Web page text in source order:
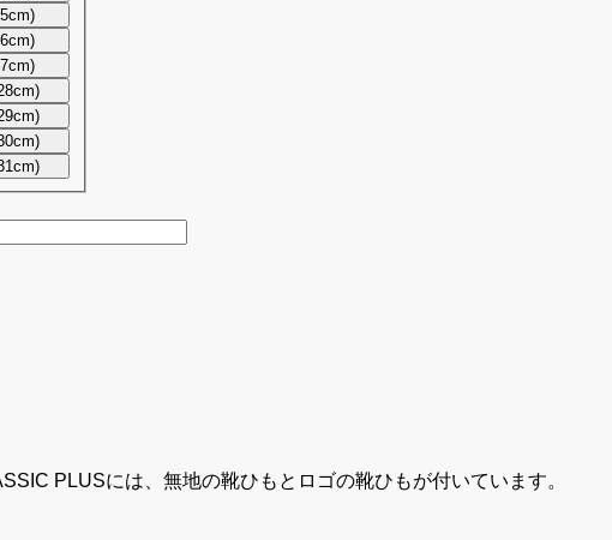
PLUSには、無地の靴ひもとロゴの靴ひもが付いています。